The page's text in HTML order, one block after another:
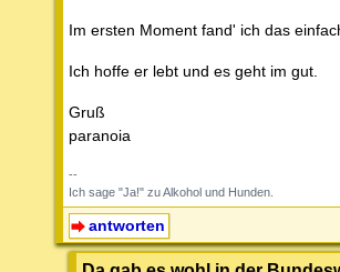
Im ersten Moment fand' ich das
Ich hoffe er lebt und es geht im gut.
Gruß
paranoia
--
Ich sage "Ja!" zu Alkohol und Hunden.
antworten